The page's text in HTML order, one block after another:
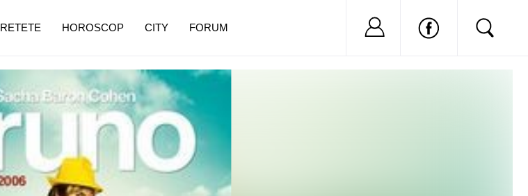
RETETE HOROSCOP CITY FORUM Nu ai cont?
pe măsură ce înaintezi în vârstă